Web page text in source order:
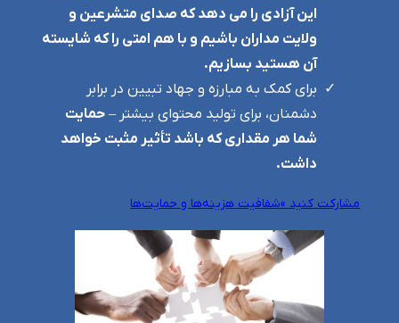
این آزادی را می دهد که صدای متشرعین و
ولایت مداران باشیم و با هم امتی را که شایسته
آن هستید بسازیم.
برای کمک به مبارزه و جهاد تبیین در برابر
دشمنان، برای تولید محتوای بیشتر – حمایت
شما هر مقداری که باشد تأثیر مثبت خواهد
داشت.
مشارکت کنید »شفافیت هزینه‌ها و حمایت‌ها